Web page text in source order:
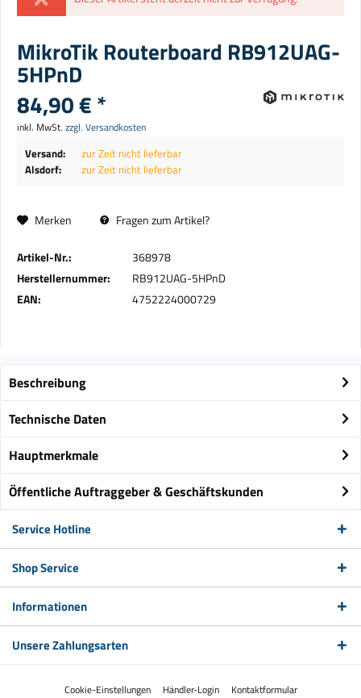
MikroTik Routerboard RB912UAG-
5HPnD
84,90 € *
inkl. MwSt. zzgl. Versandkosten
Versand:
zur Zeit nicht lieferbar
Alsdorf:
zur Zeit nicht lieferbar
Merken Fragen zum Artikel?
Artikel-Nr.:
368978
Herstellernummer:
RB912UAG-5HPnD
EAN:
4752224000729
Beschreibung
Technische Daten
Hauptmerkmale
Öffentliche Auftraggeber & Geschäftskunden
Service Hotline
Shop Service
Informationen
Unsere Zahlungsarten
Cookie-Einstellungen Händler-Login
Kontaktformular